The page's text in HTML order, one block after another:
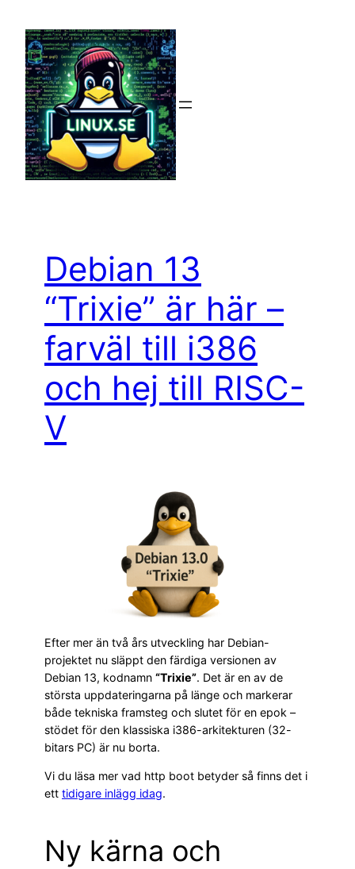
innehåll
Debian 13
“Trixie” är här –
farväl till i386
och hej till RISC-
V
Efter mer än två års utveckling har Debian-
projektet nu släppt den färdiga versionen av
Debian 13, kodnamn “Trixie”. Det är en av de
största uppdateringarna på länge och markerar
både tekniska framsteg och slutet för en epok –
stödet för den klassiska i386-arkitekturen (32-
bitars PC) är nu borta.
Vi du läsa mer vad http boot betyder så finns det i
ett tidigare inlägg idag.
Ny kärna och